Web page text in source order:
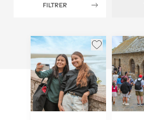
FILTRER